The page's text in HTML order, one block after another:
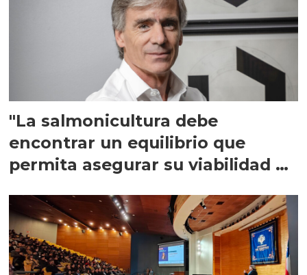
"La salmonicultura debe
encontrar un equilibrio que
permita asegurar su viabilidad de